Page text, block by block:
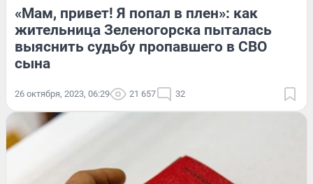
«Мам, привет! Я попал в плен»: как
жительница Зеленогорска пыталась
выяснить судьбу пропавшего в СВО
сына
26 октября, 2023, 06:29 21 657 32